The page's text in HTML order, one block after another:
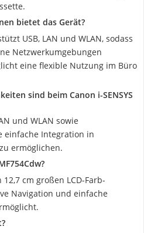
bietet das Gerät?
USB, LAN und WLAN, sodass
Netzwerkumgebungen
eine flexible Nutzung im Büro
sind beim Canon i-SENSYS
und WLAN sowie
einfache Integration in
ermöglichen.
cm großen LCD-Farb-
Navigation und einfache